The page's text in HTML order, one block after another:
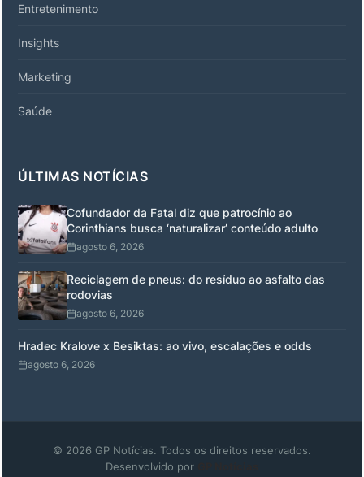
Entretenimento
Insights
Marketing
Saúde
ÚLTIMAS NOTÍCIAS
Cofundador da Fatal diz que patrocínio ao
Corinthians busca ‘naturalizar’ conteúdo adulto
agosto 6, 2026
Reciclagem de pneus: do resíduo ao asfalto das
rodovias
agosto 6, 2026
Hradec Kralove x Besiktas: ao vivo, escalações e odds
agosto 6, 2026
© 2026 GP Notícias. Todos os direitos reservados.
Desenvolvido por